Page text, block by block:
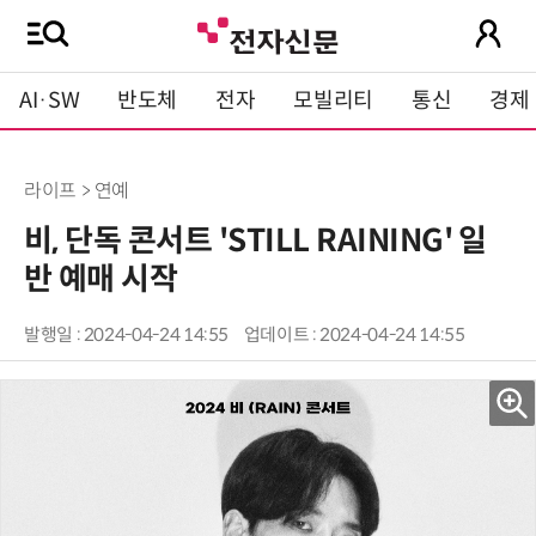
AI·SW 반도체 전자 모빌리티 통신 경제
라이프 > 연예
비, 단독 콘서트 'STILL RAINING' 일
반 예매 시작
발행일 : 2024-04-24 14:55 업데이트 : 2024-04-24 14:55